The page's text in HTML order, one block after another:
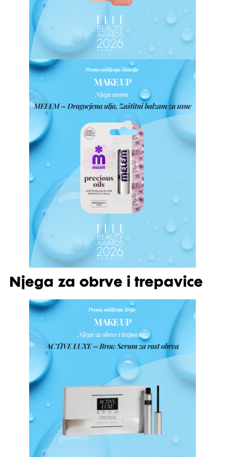
Njega za obrve i trepavice